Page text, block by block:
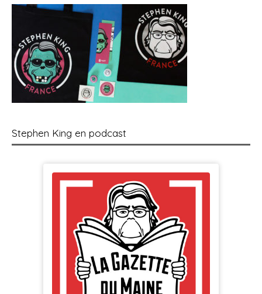
Stephen King en podcast